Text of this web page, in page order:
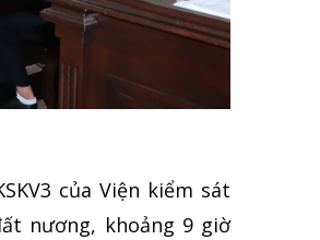
của Viện kiểm sát
nương, khoảng 9 giờ